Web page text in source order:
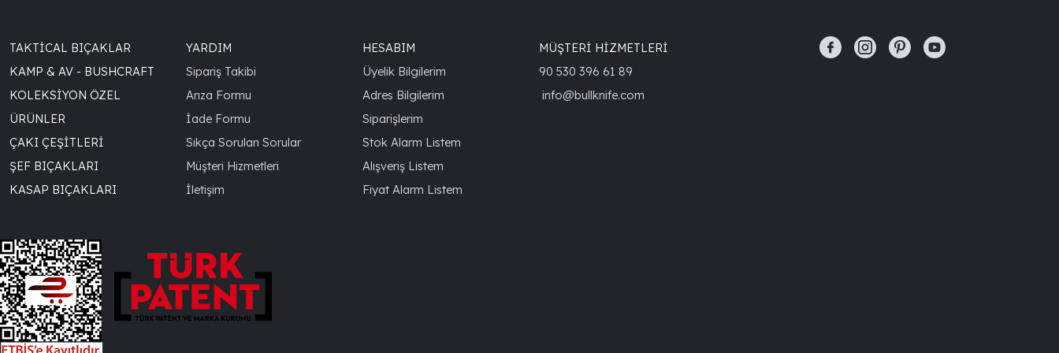
TAKTICAL BIÇAKLAR
KAMP & AV - BUSHCRAFT
KOLEKSIYON ÖZEL
ÜRÜNLER
ÇAKI ÇEŞITLERI
ŞEF BIÇAKLARI
KASAP BIÇAKLARI
YARDIM
Sipariş Takibi
Arıza Formu
İade Formu
Sıkça Sorulan Sorular
Müşteri Hizmetleri
İletişim
HESABIM
Üyelik Bilgilerim
Adres Bilgilerim
Siparişlerim
Stok Alarm Listem
Alışveriş Listem
Fiyat Alarm Listem
MÜŞTERİ HİZMETLERİ
90 530 396 61 89
info@bullknife.com